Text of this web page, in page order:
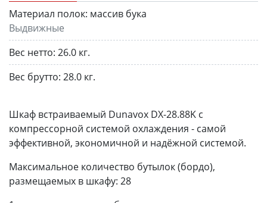
Материал полок: массив бука
Выдвижные
Вес нетто: 26.0 кг.
Вес брутто: 28.0 кг.
Шкаф встраиваемый Dunavox DX-28.88K с
компрессорной системой охлаждения - самой
эффективной, экономичной и надёжной системой.
Максимальное количество бутылок (бордо),
размещаемых в шкафу: 28